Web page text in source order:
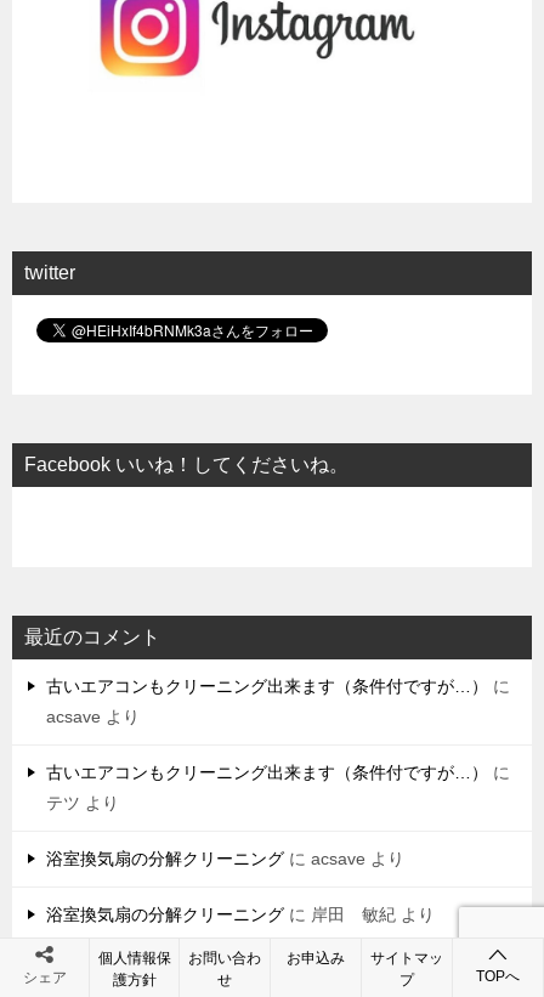
twitter
Facebook いいね！してくださいね。
最近のコメント
古いエアコンもクリーニング出来ます（条件付ですが…）
に
acsave より
古いエアコンもクリーニング出来ます（条件付ですが…）
に
テツ より
浴室換気扇の分解クリーニング に acsave より
浴室換気扇の分解クリーニング に 岸田 敏紀 より
nv350 （キャラバン ）ハウスクリーニングの作業車の事に
シェア
個人情報保
護方針
お問い合わ
せ
お申込み
サイトマッ
プ
TOPへ